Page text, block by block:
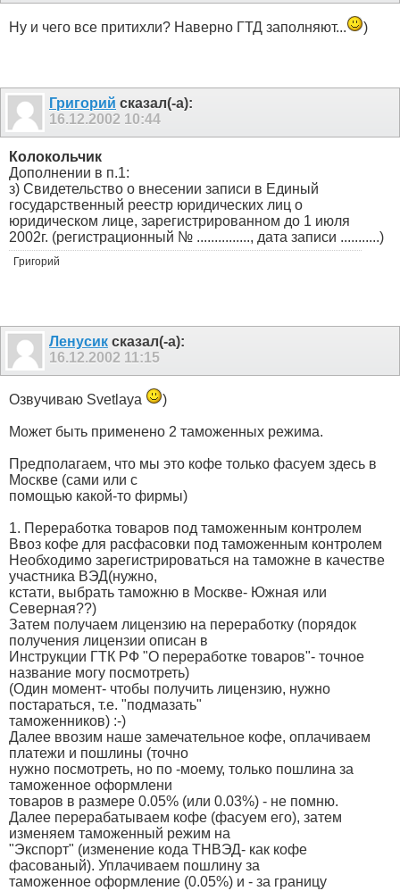
Ну и чего все притихли? Наверно ГТД заполняют... )
Григорий сказал(-а):
16.12.2002 10:44
Колокольчик
Дополнении в п.1:
з) Свидетельство о внесении записи в Единый
государственный реестр юридических лиц о
юридическом лице, зарегистрированном до 1 июля
2002г. (регистрационный № ..............., дата записи ...........)
Григорий
Ленусик сказал(-а):
16.12.2002 11:15
Озвучиваю Svetlaya )
Может быть применено 2 таможенных режима.
Предполагаем, что мы это кофе только фасуем здесь в
Москве (сами или с
помощью какой-то фирмы)
1. Переработка товаров под таможенным контролем
Ввоз кофе для расфасовки под таможенным контролем
Необходимо зарегистрироваться на таможне в качестве
участника ВЭД(нужно,
кстати, выбрать таможню в Москве- Южная или
Северная??)
Затем получаем лицензию на переработку (порядок
получения лицензии описан в
Инструкции ГТК РФ "О переработке товаров"- точное
название могу посмотреть)
(Один момент- чтобы получить лицензию, нужно
постараться, т.е. "подмазать"
таможенников) :-)
Далее ввозим наше замечательное кофе, оплачиваем
платежи и пошлины (точно
нужно посмотреть, но по -моему, только пошлина за
таможенное оформлени
товаров в размере 0.05% (или 0.03%) - не помню.
Далее перерабатываем кофе (фасуем его), затем
изменяем таможенный режим на
"Экспорт" (изменение кода ТНВЭД- как кофе
фасованый). Уплачиваем пошлину за
таможенное оформление (0.05%) и - за границу